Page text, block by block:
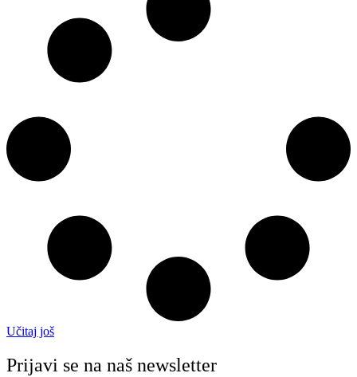
Učitaj još
Prijavi se na naš newsletter